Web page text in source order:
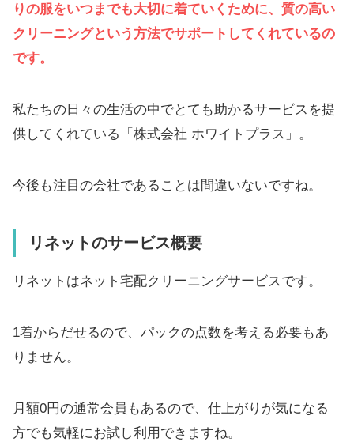
りの服をいつまでも大切に着ていくために、質の高い
クリーニングという方法でサポートしてくれているの
です。
私たちの日々の生活の中でとても助かるサービスを提
供してくれている「株式会社 ホワイトプラス」。
今後も注目の会社であることは間違いないですね。
リネットのサービス概要
リネットはネット宅配クリーニングサービスです。
1着からだせるので、パックの点数を考える必要もあ
りません。
月額0円の通常会員もあるので、仕上がりが気になる
方でも気軽にお試し利用できますね。